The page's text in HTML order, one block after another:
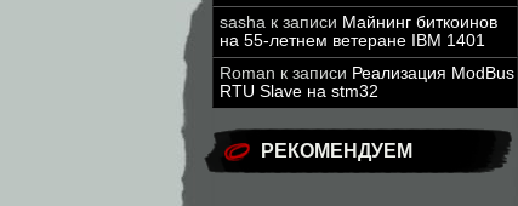
sasha к записи Майнинг биткоинов
на 55-летнем ветеране IBM 1401
Roman к записи Реализация ModBus
RTU Slave на stm32
РЕКОМЕНДУЕМ